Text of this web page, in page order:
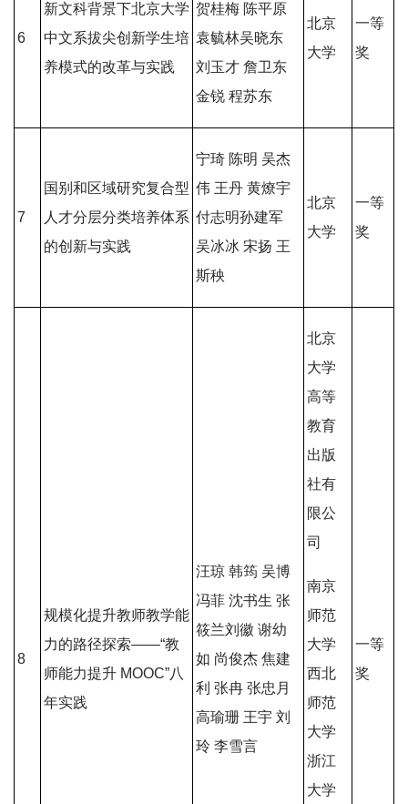
6
新文科背景下北京大学
中文系拔尖创新学生培
养模式的改革与实践
贺桂梅 陈平原
袁毓林吴晓东
刘玉才 詹卫东
金锐 程苏东
北京
大学
一等
奖
7
国别和区域研究复合型
人才分层分类培养体系
的创新与实践
宁琦 陈明 吴杰
伟 王丹 黄燎宇
付志明孙建军
吴冰冰 宋扬 王
斯秧
北京
大学
一等
奖
8
规模化提升教师教学能
力的路径探索——“教
师能力提升 MOOC”八
年实践
汪琼 韩筠 吴博
冯菲 沈书生 张
筱兰刘徽 谢幼
如 尚俊杰 焦建
利 张冉 张忠月
高瑜珊 王宇 刘
玲 李雪言
北京
大学
高等
教育
出版
社有
限公
司
南京
师范
大学
西北
师范
大学
浙江
大学
一等
奖